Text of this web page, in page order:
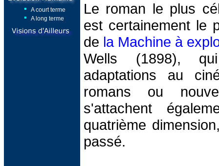
A court terme
A long terme
Le roman le plus
est certainement le
de la Machine à
Wells (1898),
adaptations au
romans ou
s'attachent
quatrième
passé.